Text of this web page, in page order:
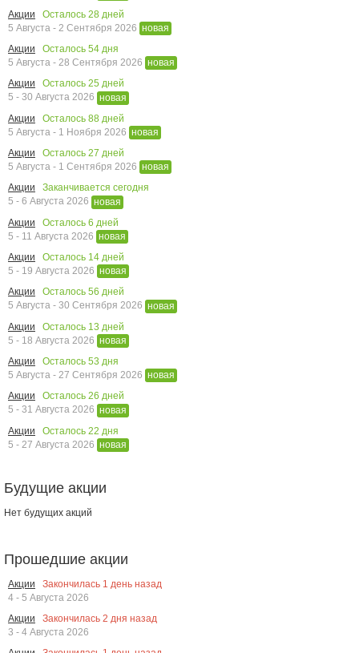
Акции
Осталось 28 дней
5 Августа - 2 Сентября 2026 новая
Акции
Осталось 54 дня
5 Августа - 28 Сентября 2026 новая
Акции
Осталось 25 дней
5 - 30 Августа 2026 новая
Акции
Осталось 88 дней
5 Августа - 1 Ноября 2026 новая
Акции
Осталось 27 дней
5 Августа - 1 Сентября 2026 новая
Акции
Заканчивается сегодня
5 - 6 Августа 2026 новая
Акции
Осталось 6 дней
5 - 11 Августа 2026 новая
Акции
Осталось 14 дней
5 - 19 Августа 2026 новая
Акции
Осталось 56 дней
5 Августа - 30 Сентября 2026 новая
Акции
Осталось 13 дней
5 - 18 Августа 2026 новая
Акции
Осталось 53 дня
5 Августа - 27 Сентября 2026 новая
Акции
Осталось 26 дней
5 - 31 Августа 2026 новая
Акции
Осталось 22 дня
5 - 27 Августа 2026 новая
Будущие акции
Нет будущих акций
Прошедшие акции
Акции Закончилась 1 день назад
4 - 5 Августа 2026
Акции
Закончилась 2 дня назад
3 - 4 Августа 2026